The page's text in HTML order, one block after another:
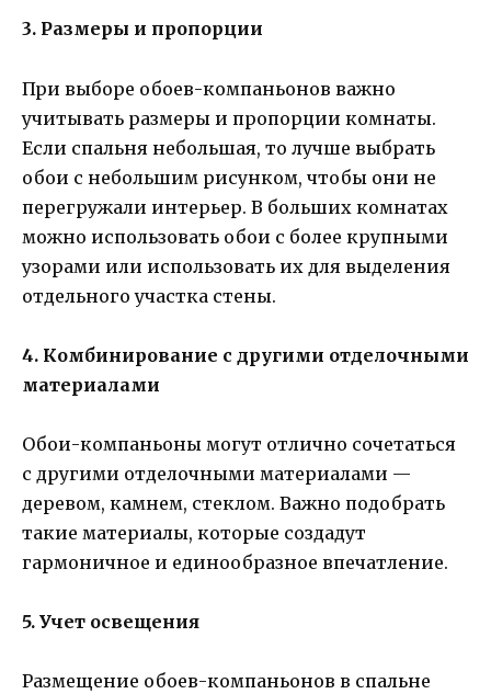
3. Размеры и пропорции
При выборе обоев-компаньонов важно
учитывать размеры и пропорции комнаты.
Если спальня небольшая, то лучше выбрать
обои с небольшим рисунком, чтобы они не
перегружали интерьер. В больших комнатах
можно использовать обои с более крупными
узорами или использовать их для выделения
отдельного участка стены.
4. Комбинирование с другими отделочными
материалами
Обои-компаньоны могут отлично сочетаться
с другими отделочными материалами —
деревом, камнем, стеклом. Важно подобрать
такие материалы, которые создадут
гармоничное и единообразное впечатление.
5. Учет освещения
Размещение обоев-компаньонов в спальне